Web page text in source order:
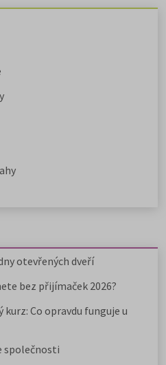
otevřených dveří
bez přijímaček 2026?
Co opravdu funguje u
společnosti